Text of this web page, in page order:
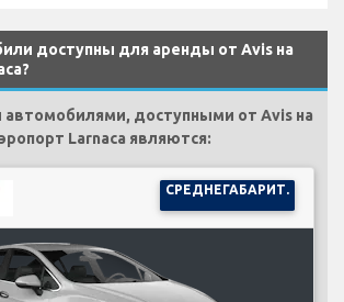
доступны для аренды от Avis на
доступными от Avis на
Larnaca являются:
СРЕДНЕГАБАРИТ.